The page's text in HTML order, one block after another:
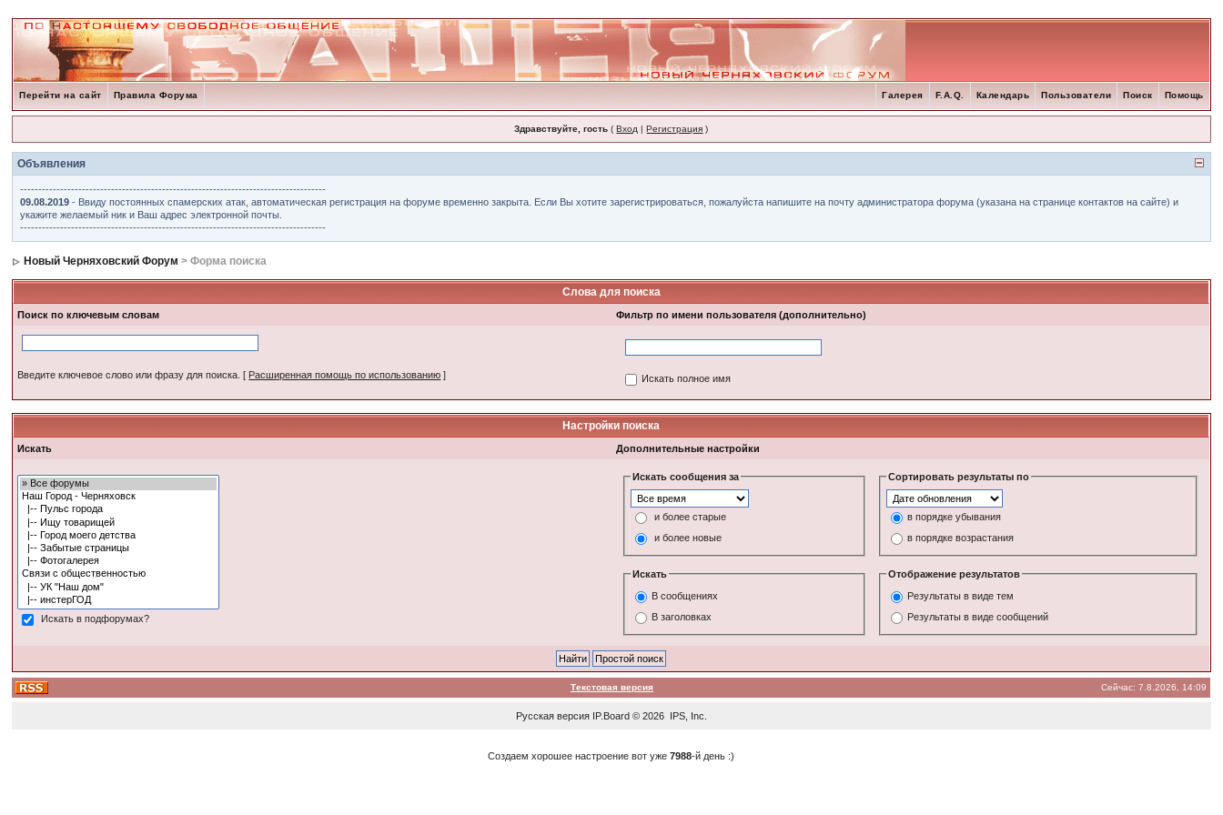
Перейти на сайт Правила Форума Помощь
Поиск
Пользователи
Календарь
F.A.Q.
Галерея
Здравствуйте, гость (Вход |Регистрация )
Объявления
------------------------------------------------------------------------------------
09.08.2019 - Ввиду постоянных спамерских атак, автоматическая регистрация на форуме временно закрыта. Если Вы хотите зарегистрироваться, пожалуйста напишите на почту администратора форума (указана на странице контактов на сайте) и
укажите желаемый ник и Ваш адрес электронной почты.
------------------------------------------------------------------------------------
Новый Черняховский Форум > Форма поиска
Слова для поиска
Поиск по ключевым словам Фильтр по имени пользователя (дополнительно)
Введите ключевое слово или фразу для поиска. [ Расширенная помощь по использованию ] Искать полное имя
Настройки поиска
Искать Дополнительные настройки
Искать в подфорумах?
Искать сообщения за
и более старые
и более новые
Сортировать результаты по
в порядке убывания
в порядке возрастания
Искать
В сообщениях
В заголовках
Отображение результатов
Результаты в виде тем
Результаты в виде сообщений
Текстовая версия Сейчас: 7.8.2026, 14:09
Русская версия IP.Board© 2026 IPS, Inc
Создаем хорошее настроение вот уже7988-й день :)